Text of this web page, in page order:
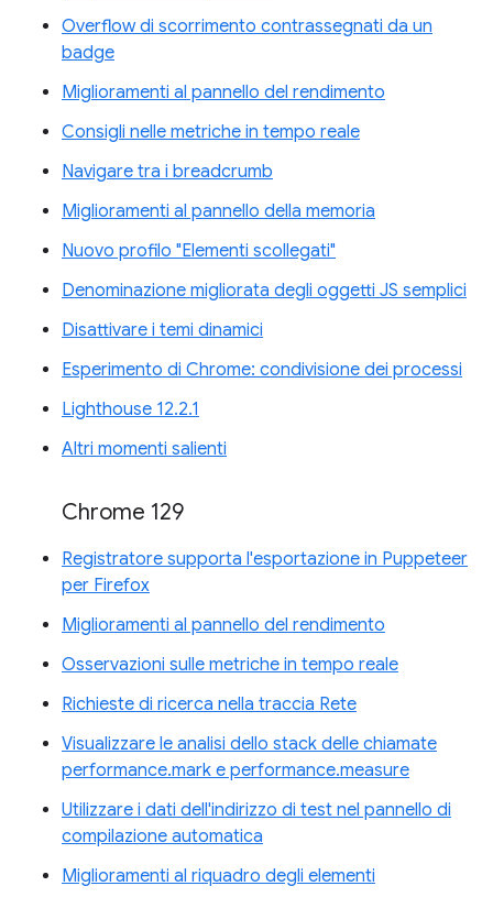
Overflow di scorrimento contrassegnati da un
badge
Miglioramenti al pannello del rendimento
Consigli nelle metriche in tempo reale
Navigare tra i breadcrumb
Miglioramenti al pannello della memoria
Nuovo profilo "Elementi scollegati"
Denominazione migliorata degli oggetti JS semplici
Disattivare i temi dinamici
Esperimento di Chrome: condivisione dei processi
Lighthouse 12.2.1
Altri momenti salienti
Chrome 129
Registratore supporta l'esportazione in Puppeteer
per Firefox
Miglioramenti al pannello del rendimento
Osservazioni sulle metriche in tempo reale
Richieste di ricerca nella traccia Rete
Visualizzare le analisi dello stack delle chiamate
performance.mark e performance.measure
Utilizzare i dati dell'indirizzo di test nel pannello di
compilazione automatica
Miglioramenti al riquadro degli elementi